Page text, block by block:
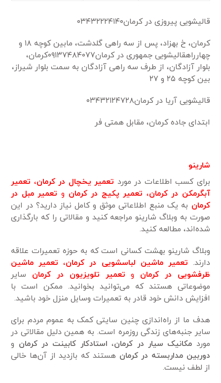
قالیشویی پیروزی در کرمان۰۳۴۳۲۲۲۴۱۴۰
کرمان، خ بهزاد، پس از سه راهی گلدشت، مابین کوچه ۱۸ و
چهارراهقالیشویی جمهوری در کرمان۰۹۱۳۷۴۸۴۰۷۷کرمان،
بلوار آزادگان، از طرف سه راهی آزادگان به سمت بلوار شیراز،
بین کوچه ۲۵ و ۲۷
قالیشویی آریا در کرمان۰۳۴۳۲۱۲۴۷۲۸
ابتدای جاده کرمان، مقابل همتی فر
شارینو
برای کسب اطلاعات در مورد تعمیر یخچال در کرمان، تعمیر
آبگرمکن در کرمان، تعمیر پکیج در کرمان و تعمیر مبل در
کرمان به یک منبع اطلاعاتی موثق و کامل نیاز دارید؟ در این
صورت به وبلاگ شارینو مراجعه کنید و مقالاتی را که بارگذاری
شده‌اند، مطالعه کنید.
وبلاگ شارینو بهشت کسانی است که به حوزه تعمیرات علاقه
دارند. تعمیر ماشین لباسشویی در کرمان، تعمیر ماشین
ظرفشویی در کرمان و تعمیر تلویزیون در کرمان
سایر
موضوعاتی هستند که می‌توانید بخوانید. ممکن است با
افزایش دانش خود قادر به تعمیرات وسایل منزل خود باشید.
هدف ما از راه‌اندازی چنین سایتی کمک به عموم مردم برای
سایر جنبه‌های زندگی روزمره است. به همین دلیل مقالاتی در
مورد مکانیک سیار در کرمان، استادکار کابینت در کرمان و
دوربین مداربسته در کرمان هستند که بازدید از آن‌ها خالی
از لطف نیست.